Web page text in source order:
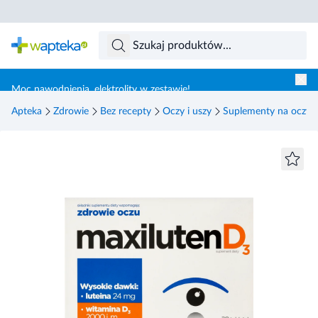
Moc nawodnienia, elektrolity w zestawie!
Apteka Zdrowie Bez recepty Oczy i uszy Suplementy na oczy